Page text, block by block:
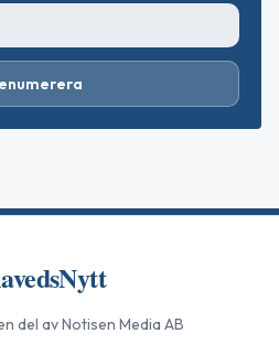
del av Notisen Media AB